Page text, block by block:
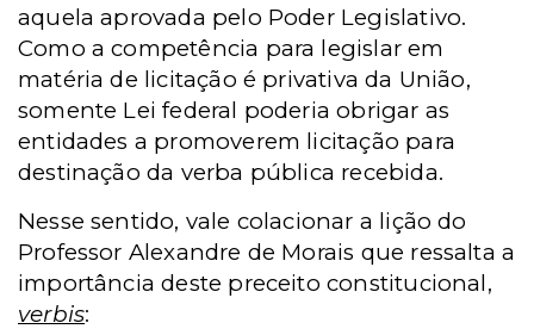
aquela aprovada pelo Poder Legislativo.
Como a competência para legislar em
matéria de licitação é privativa da União,
somente Lei federal poderia obrigar as
entidades a promoverem licitação para
destinação da verba pública recebida.
Nesse sentido, vale colacionar a lição do
Professor Alexandre de Morais que ressalta a
importância deste preceito constitucional,
verbis: